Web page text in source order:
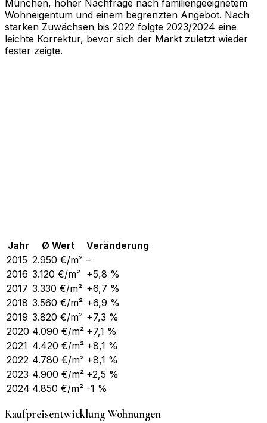
München, hoher Nachfrage nach familiengeeignetem
Wohneigentum und einem begrenzten Angebot. Nach
starken Zuwächsen bis 2022 folgte 2023/2024 eine
leichte Korrektur, bevor sich der Markt zuletzt wieder
fester zeigte.
Jahr Ø Wert
Veränderung
2015 2.950 €/m² –
2016 3.120 €/m² +5,8 %
2017 3.330 €/m² +6,7 %
2018 3.560 €/m² +6,9 %
2019 3.820 €/m² +7,3 %
2020 4.090 €/m² +7,1 %
2021 4.420 €/m² +8,1 %
2022 4.780 €/m² +8,1 %
2023 4.900 €/m² +2,5 %
2024 4.850 €/m² -1 %
Kaufpreisentwicklung Wohnungen